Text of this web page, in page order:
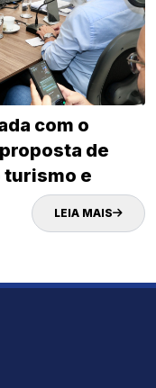
com o
de
e
da cidade
LEIA MAIS